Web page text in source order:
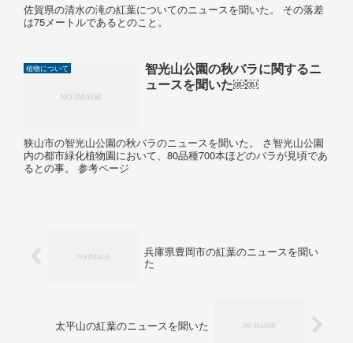
佐賀県の清水の滝の紅葉についてのニュースを聞いた。 その落差
は75メートルであるとのこと。
植物について
智光山公園の秋バラに関するニ
ュースを聞いた￼￼
狭山市の智光山公園の秋バラのニュースを聞いた。 さ智光山公園
内の都市緑化植物園において、80品種700本ほどのバラが見頃であ
るとの事。 参考ページ
兵庫県豊岡市の紅葉のニュースを聞い
た
太平山の紅葉のニュースを聞いた